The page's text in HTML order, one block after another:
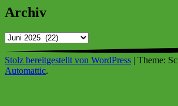
Archiv
Archiv
Stolz bereitgestellt von WordPress | Theme:
Automattic.